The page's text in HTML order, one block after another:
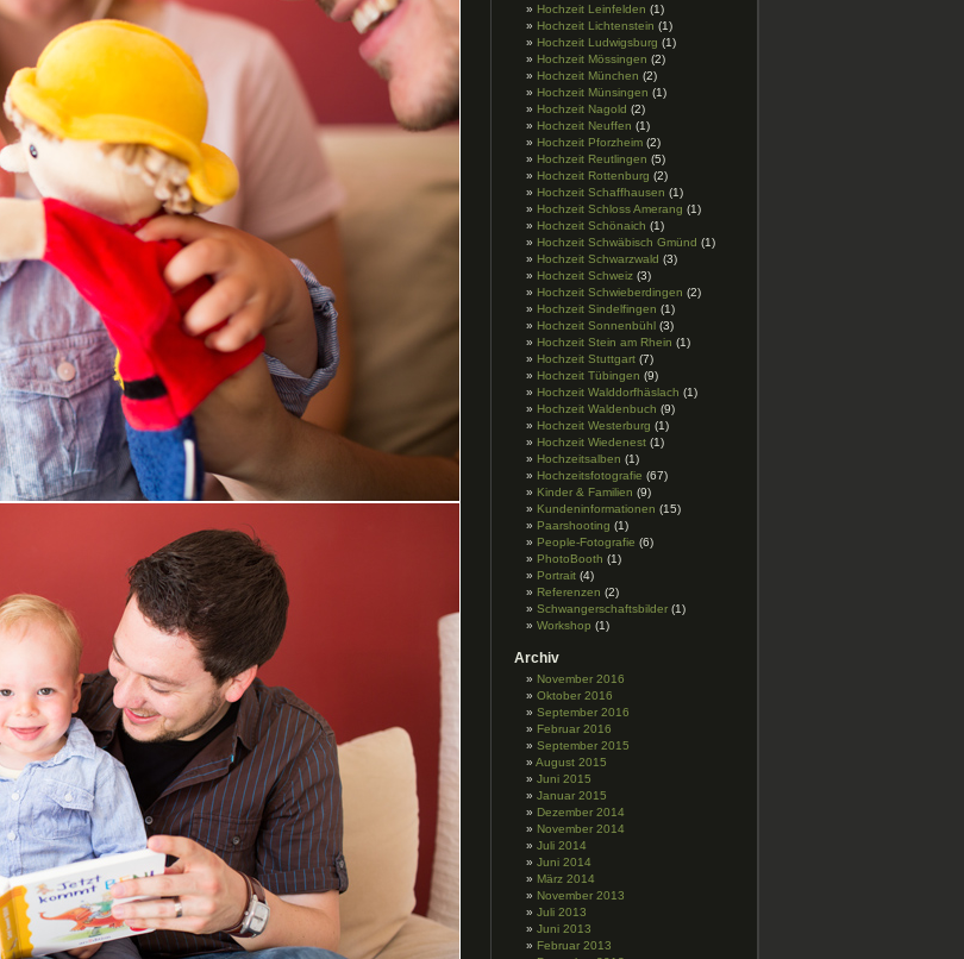
Hochzeit Leinfelden (1)
Hochzeit Lichtenstein (1)
Hochzeit Ludwigsburg (1)
Hochzeit Mössingen (2)
Hochzeit München (2)
Hochzeit Münsingen (1)
Hochzeit Nagold (2)
Hochzeit Neuffen (1)
Hochzeit Pforzheim (2)
Hochzeit Reutlingen (5)
Hochzeit Rottenburg (2)
Hochzeit Schaffhausen (1)
Hochzeit Schloss Amerang (1)
Hochzeit Schönaich (1)
Hochzeit Schwäbisch Gmünd (1)
Hochzeit Schwarzwald (3)
Hochzeit Schweiz (3)
Hochzeit Schwieberdingen (2)
Hochzeit Sindelfingen (1)
Hochzeit Sonnenbühl (3)
Hochzeit Stein am Rhein (1)
Hochzeit Stuttgart (7)
Hochzeit Tübingen (9)
Hochzeit Walddorfhäslach (1)
Hochzeit Waldenbuch (9)
Hochzeit Westerburg (1)
Hochzeit Wiedenest (1)
Hochzeitsalben (1)
Hochzeitsfotografie (67)
Kinder & Familien (9)
Kundeninformationen (15)
Paarshooting (1)
People-Fotografie (6)
PhotoBooth (1)
Portrait (4)
Referenzen (2)
Schwangerschaftsbilder (1)
Workshop (1)
Archiv
November 2016
Oktober 2016
September 2016
Februar 2016
September 2015
August 2015
Juni 2015
Januar 2015
Dezember 2014
November 2014
Juli 2014
Juni 2014
März 2014
November 2013
Juli 2013
Juni 2013
Februar 2013